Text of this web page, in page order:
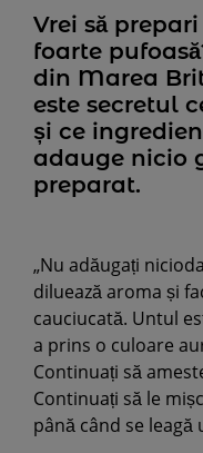
Vrei să
foarte
din Marea
este secretul
și ce
adauge nicio
preparat.
„Nu adăugați
diluează aroma și
cauciucată. Untul
a prins o culoare
Continuați să
Continuați să le
până când se leagă